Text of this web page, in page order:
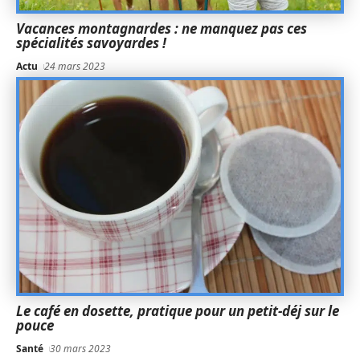
Vacances montagnardes : ne manquez pas ces
spécialités savoyardes !
Actu 24 mars 2023
Le café en dosette, pratique pour un petit-déj sur le
pouce
Santé 30 mars 2023